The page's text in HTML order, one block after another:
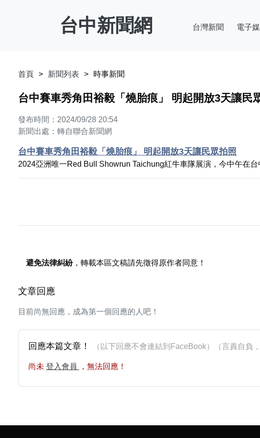
台中新聞網 台灣新聞 電子
首頁 新聞列表 時事新聞
台中賽車秀角田裕毅「燒胎痕」 明起開放3天讓民
發布時間：2024/09/28 20:54
新聞出處：轉自聯合新聞網
台中賽車秀角田裕毅「燒胎痕」 明起開放3天讓民眾拍照
2024亞洲唯一Red Bull Showrun Taichung紅牛車隊展演，今中午在
避免法律糾紛，轉載本區文稿請先徵得原作者同意！
文章回應
目前尚無回應，成為第一個回應的人吧！
回應本篇文章！ （以下回應不會連結到FaceBook）（言責自負
尚未 登入會員 ，無法回應！